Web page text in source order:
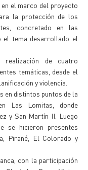
el marco del proyecto
la protección de los
concretado en las
el tema desarrollado el
de cuatro
temáticas, desde el
y violencia.
en distintos puntos de la
Las Lomitas, donde
y San Martín II. Luego
se hicieron presentes
Pirané, El Colorado y
con la participación